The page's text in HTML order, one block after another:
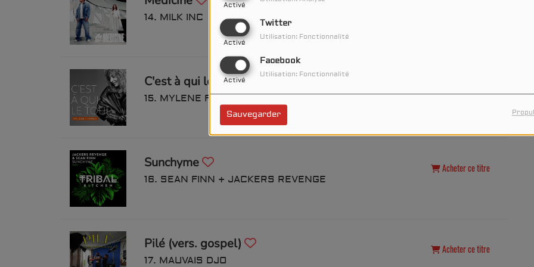
Activé
Twitter
Activé
Utilisation: Fonctionnalité
Facebook
Activé
Utilisation: Fonctionnalité
Sauvegarder
14. MILK INC
C'est à qui le tour
15. MYLENE FARMER
Sunchyme
16. SEAN FINN + JACKERS REVENGE
Acheter ce titre
Pilé (vers. gospel)
17. MAUVAIS DJO
Acheter ce titre